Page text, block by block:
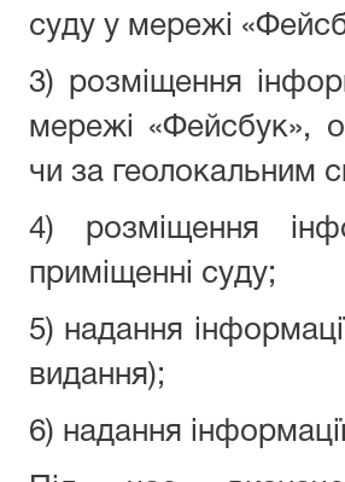
суду у мережі
3) розміщення
мережі «Фейсбук»,
чи за геолокальним
4) розміщення
приміщенні суду;
5) надання
видання);
6) надання